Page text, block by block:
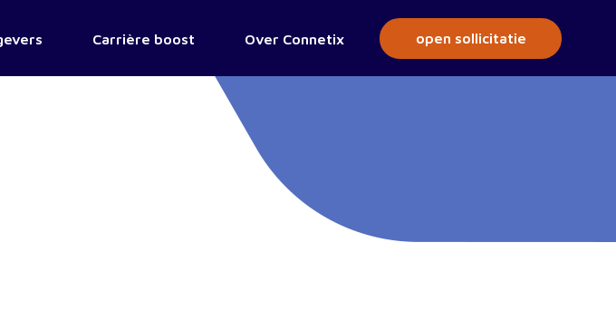
Carrière boost Over Connetix open sollicitatie